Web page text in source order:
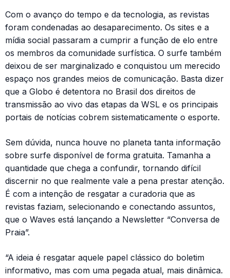
Com o avanço do tempo e da tecnologia, as revistas
foram condenadas ao desaparecimento. Os sites e a
mídia social passaram a cumprir a função de elo entre
os membros da comunidade surfística. O surfe também
deixou de ser marginalizado e conquistou um merecido
espaço nos grandes meios de comunicação. Basta dizer
que a Globo é detentora no Brasil dos direitos de
transmissão ao vivo das etapas da WSL e os principais
portais de notícias cobrem sistematicamente o esporte.
Sem dúvida, nunca houve no planeta tanta informação
sobre surfe disponível de forma gratuita. Tamanha a
quantidade que chega a confundir, tornando difícil
discernir no que realmente vale a pena prestar atenção.
É com a intenção de resgatar a curadoria que as
revistas faziam, selecionando e conectando assuntos,
que o Waves está lançando a Newsletter “Conversa de
Praia”.
“A ideia é resgatar aquele papel clássico do boletim
informativo, mas com uma pegada atual, mais dinâmica.